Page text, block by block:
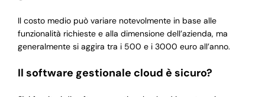
Il costo medio può variare notevolmente in base alle
funzionalità richieste e alla dimensione dell’azienda, ma
generalmente si aggira tra i 500 e i 3000 euro all’anno.
Il software gestionale cloud è sicuro?